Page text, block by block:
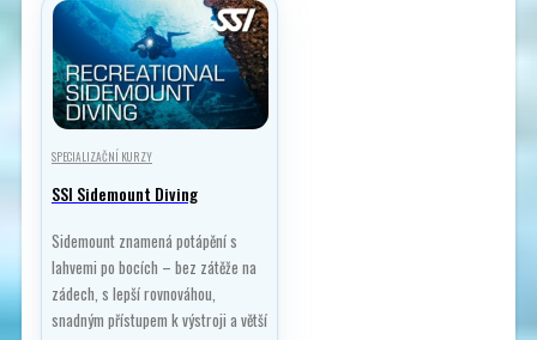
SPECIALIZAČNÍ KURZY
SSI Sidemount Diving
Sidemount znamená potápění s
lahvemi po bocích – bez zátěže na
zádech, s lepší rovnováhou,
snadným přístupem k výstroji a větší